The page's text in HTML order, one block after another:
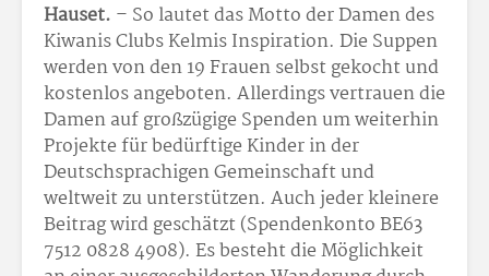
Hauset. – So lautet das Motto der Damen des
Kiwanis Clubs Kelmis Inspiration. Die Suppen
werden von den 19 Frauen selbst gekocht und
kostenlos angeboten. Allerdings vertrauen die
Damen auf großzügige Spenden um weiterhin
Projekte für bedürftige Kinder in der
Deutschsprachigen Gemeinschaft und
weltweit zu unterstützen. Auch jeder kleinere
Beitrag wird geschätzt (Spendenkonto BE63
7512 0828 4908). Es besteht die Möglichkeit